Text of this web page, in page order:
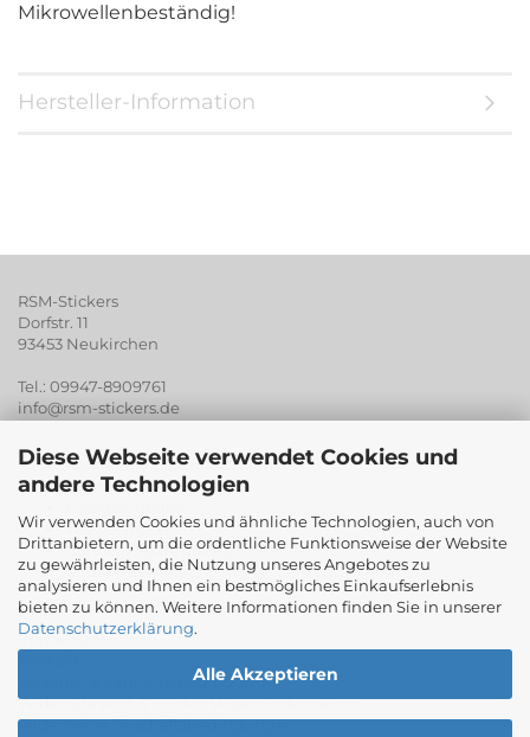
Diese Webseite verwendet Cookies und
andere Technologien
Wir verwenden Cookies und ähnliche Technologien, auch von
Drittanbietern, um die ordentliche Funktionsweise der Website
zu gewährleisten, die Nutzung unseres Angebotes zu
analysieren und Ihnen ein bestmögliches Einkaufserlebnis
bieten zu können. Weitere Informationen finden Sie in unserer
Datenschutzerklärung.
Alle Akzeptieren
Mikrowellenbeständig!
Hersteller-Information
RSM-Stickers
Dorfstr. 11
93453 Neukirchen
Tel.: 09947-8909761
info@rsm-stickers.de
Aufkleber / Beschriftungen
Digitaldruck
Werberartikel
Banner / Spanntransparente
und vieles mehr...
Impressum
Versand- & Zahlungsbedingungen
Widerrufsrecht & Muster-Widerrufsformular
Allgemeine Geschäftsbedingungen